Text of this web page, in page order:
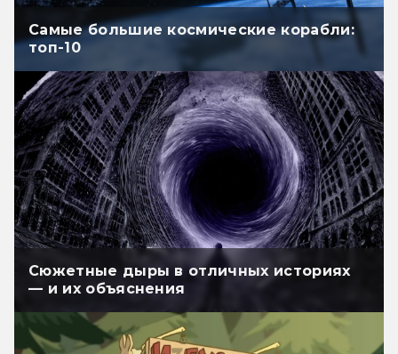
Самые большие космические корабли:
топ-10
Сюжетные дыры в отличных историях
— и их объяснения